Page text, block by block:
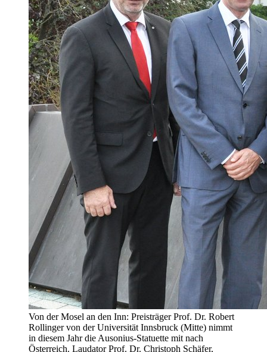
Von der Mosel an den Inn: Preisträger Prof. Dr. Robert
Rollinger von der Universität Innsbruck (Mitte) nimmt
in diesem Jahr die Ausonius-Statuette mit nach
Österreich. Laudator Prof. Dr. Christoph Schäfer,